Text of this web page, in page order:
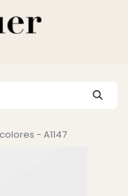
- A1147